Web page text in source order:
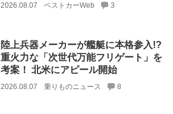
2026.08.07 ベストカーWeb 3
陸上兵器メーカーが艦艇に本格参入!?
重火力な「次世代万能フリゲート」を
考案！ 北米にアピール開始
2026.08.07 乗りものニュース 8